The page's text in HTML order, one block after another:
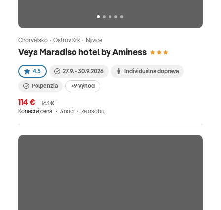
Veya Maradiso hotel by Aminess
Chorvátsko · Ostrov Krk · Njivice
4.5 27.9. - 30.9.2026 Individuálna doprava
Polpenzia +9 výhod
114 €
163 €
Konečná cena
3 nocí za osobu